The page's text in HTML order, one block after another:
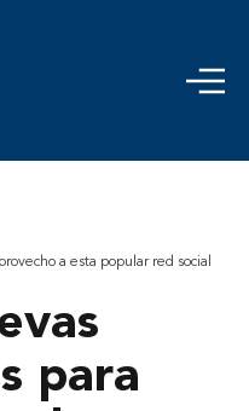
a esta popular red social
para